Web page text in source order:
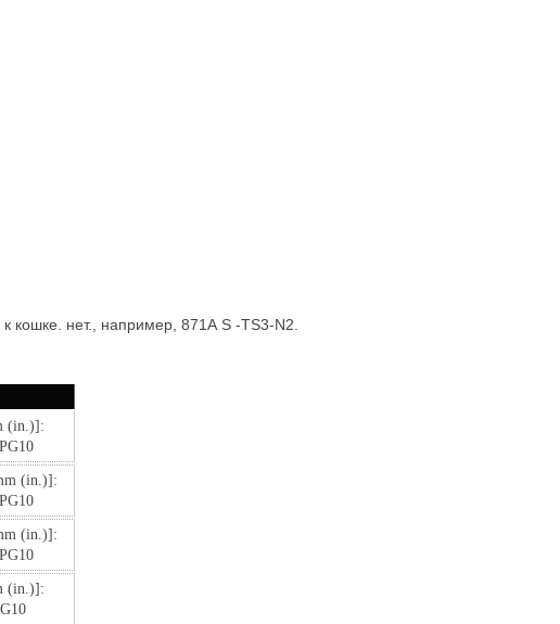
кошке. нет., например, 871A S -TS3-N2.
(in.)]:
(in.)]:
(in.)]:
(in.)]: